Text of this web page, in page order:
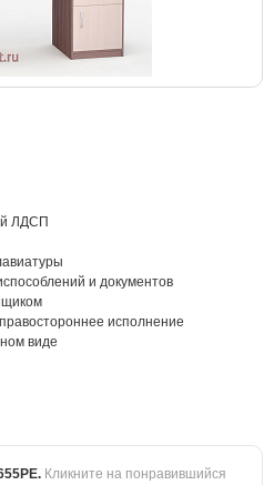
ЛДСП
и документов
исполнение
виде
. Кликните на понравившийся